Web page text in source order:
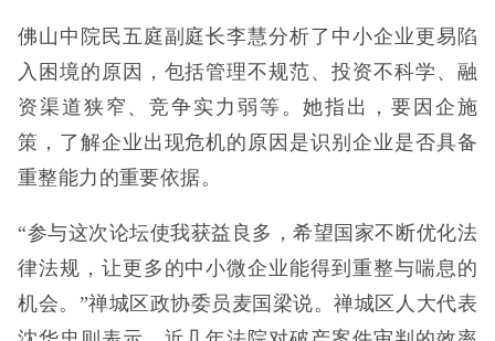
佛山中院民五庭副庭长李慧分析了中小企业更易陷
入困境的原因，包括管理不规范、投资不科学、融
资渠道狭窄、竞争实力弱等。她指出，要因企施
策，了解企业出现危机的原因是识别企业是否具备
重整能力的重要依据。
“参与这次论坛使我获益良多，希望国家不断优化法
律法规，让更多的中小微企业能得到重整与喘息的
机会。”禅城区政协委员麦国梁说。禅城区人大代表